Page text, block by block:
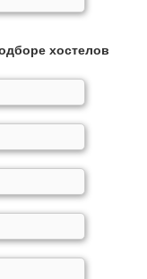
хостелов